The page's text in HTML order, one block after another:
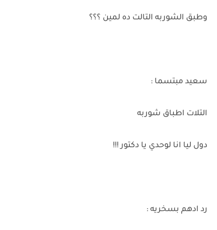
وطبق الشوربه التالت ده لمين ؟؟؟
سعيد مبتسما :
التلات اطباق شوربه
دول ليا انا لوحدي يا دكتور !!!
رد ادهم بسخريه :